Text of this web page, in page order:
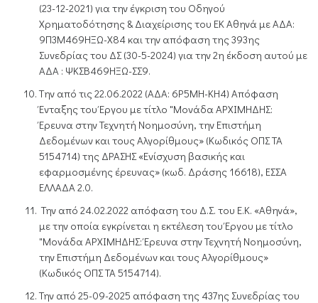
(23-12-2021) για την έγκριση του Οδηγού
Χρηματοδότησης & Διαχείρισης του ΕΚ Αθηνά με ΑΔΑ:
9Π3Μ469ΗΞΩ-Χ84 και την απόφαση της 393ης
Συνεδρίας του ΔΣ (30-5-2024) για την 2η έκδοση αυτού με
ΑΔΑ : ΨΚΣΒ469ΗΞΩ-ΣΣ9.
Tην από τις 22.06.2022 (ΑΔΑ: 6Ρ5ΜΗ-ΚΗ4) Απόφαση
Ένταξης του Έργου με τίτλο "Μονάδα ΑΡΧΙΜΗΔΗΣ:
Έρευνα στην Τεχνητή Νοημοσύνη, την Επιστήμη
Δεδομένων και τους Αλγορίθμους» (Κωδικός ΟΠΣ ΤΑ
5154714) της ΔΡΑΣΗΣ «Ενίσχυση βασικής και
εφαρμοσμένης έρευνας» (κωδ. Δράσης 16618), ΕΣΣΑ
ΕΛΛΑΔΑ 2.0.
Την από 24.02.2022 απόφαση του Δ.Σ. του Ε.Κ. «Αθηνά»,
με την οποία εγκρίνεται η εκτέλεση του Έργου με τίτλο
"Μονάδα ΑΡΧΙΜΗΔΗΣ: Έρευνα στην Τεχνητή Νοημοσύνη,
την Επιστήμη Δεδομένων και τους Αλγορίθμους»
(Κωδικός ΟΠΣ ΤΑ 5154714).
Την από 25-09-2025 απόφαση της 437ης Συνεδρίας του